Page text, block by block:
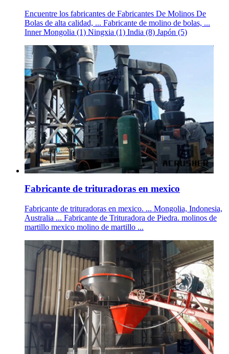
Encuentre los fabricantes de Fabricantes De Molinos De
Bolas de alta calidad, ... Fabricante de molino de bolas, ...
Inner Mongolia (1) Ningxia (1) India (8) Japón (5)
Fabricante de trituradoras en mexico
Fabricante de trituradoras en mexico. ... Mongolia, Indonesia,
Australia ... Fabricante de Trituradora de Piedra. molinos de
martillo mexico molino de martillo ...